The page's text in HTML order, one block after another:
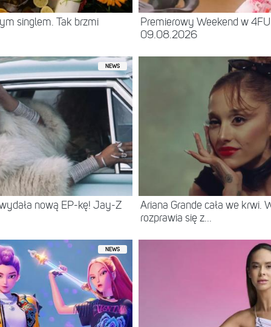
singlem. Tak brzmi
Premierowy Weekend w
09.08.2026
NEWS
nową EP-kę! Jay-Z
Ariana Grande cała we krwi.
rozprawia się z...
NEWS